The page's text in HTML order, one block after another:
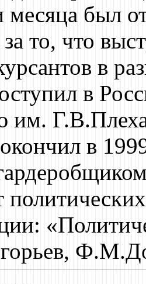
месяца был
то, что
в
в
им.
в